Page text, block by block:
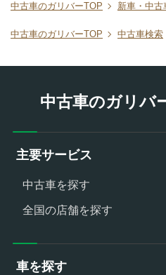
中古車のガリバーTOP 新車・中
中古車のガリバーTOP 中古車検索
中古車のガリバ
主要サービス
中古車を探す
全国の店舗を探す
車を探す